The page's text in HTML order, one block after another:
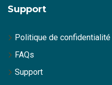
Support
Politique de confidentialité
FAQs
Support